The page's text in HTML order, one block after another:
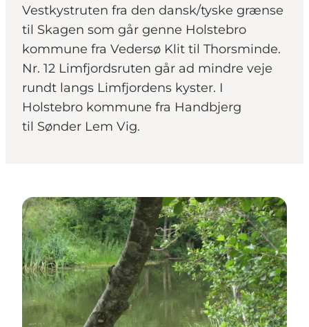
Vestkystruten fra den dansk/tyske grænse
til Skagen som går genne Holstebro
kommune fra Vedersø Klit til Thorsminde.
Nr. 12 Limfjordsruten går ad mindre veje
rundt langs Limfjordens kyster. I
Holstebro kommune fra Handbjerg
til Sønder Lem Vig.